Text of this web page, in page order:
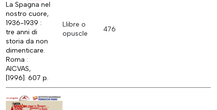
La Spagna nel
nostro cuore,
1936-1939 :
tre anni di
storia da non
dimenticare.
Roma :
AICVAS,
[1996]. 607 p.
Llibre o
opuscle
476